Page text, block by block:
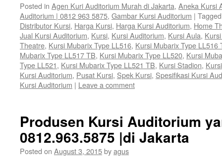
Posted in Agen Kuri Auditorium Murah di Jakarta, Aneka Kursi
Auditorium | 0812 963 5875, Gambar Kursi Auditorium | Tagged
Distributor Kursi, Harga Kursi, Harga Kursi Auditorium, Home
Jual Kursi Auditorium, Kursi, Kursi Auditorium, Kursi Aula,
Theatre, Kursi Mubarix Type LL516, Kursi Mubarix Type LL516
Mubarix Type LL517 TB, Kursi Mubarix Type LL520, Kursi
Type LL521, Kursi Mubarix Type LL521 TB, Kursi Stadion,
Kursi Auditorium, Pusat Kursi, Spek Kursi, Spesifikasi Kursi
Kursi Auditorium | Leave a comment
Produsen Kursi Auditorium
0812.963.5875 |di Jakarta
Posted on August 3, 2015byagus